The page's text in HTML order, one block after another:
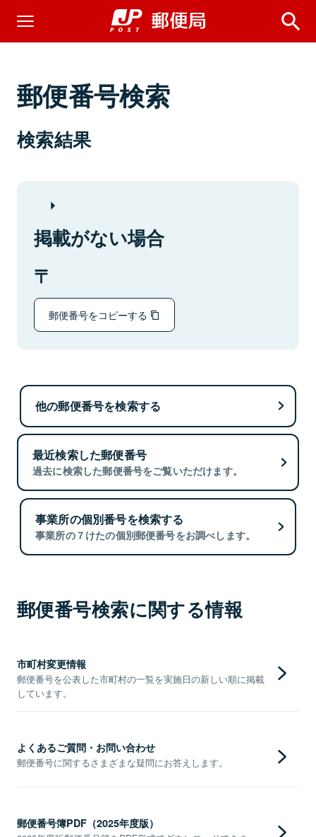
郵便番号検索
検索結果
掲載がない場合
郵便番号をコピーする
他の郵便番号を検索する
最近検索した郵便番号
過去に検索した郵便番号をご覧いただけます。
事業所の個別番号を検索する
事業所の７けたの個別郵便番号をお調べします。
郵便番号検索に関する情報
市町村変更情報
郵便番号を公表した市町村の一覧を実施日の新しい順に掲載
しています。
よくあるご質問・お問い合わせ
郵便番号に関するさまざまな疑問にお答えします。
郵便番号簿PDF（2025年度版）